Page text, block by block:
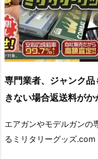
専門業者、ジャンク
きない場合返送料がか
エアガンやモデルガンの
るミリタリーグッズ.com